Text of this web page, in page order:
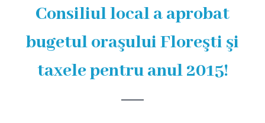
Organigrama
efectivul
limită
Consiliul local a aprobat
bugetul oraşului Floreşti şi
taxele pentru anul 2015!